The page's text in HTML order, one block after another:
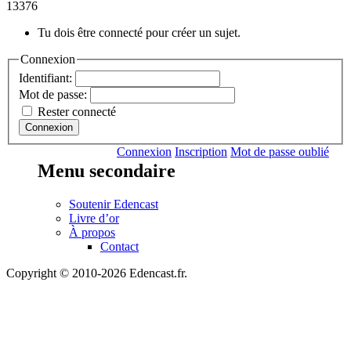
13376
Tu dois être connecté pour créer un sujet.
Connexion
Identifiant:
Mot de passe:
Rester connecté
Connexion
Connexion Inscription Mot de passe oublié
Menu secondaire
Soutenir Edencast
Livre d’or
À propos
Contact
Copyright © 2010-2026 Edencast.fr.